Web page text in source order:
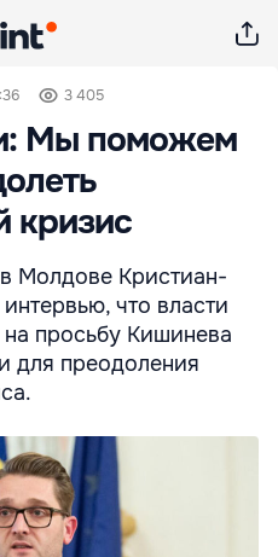
3 405
Мы поможем
кризис
Молдове Кристиан-
что власти
на просьбу Кишинева
для преодоления